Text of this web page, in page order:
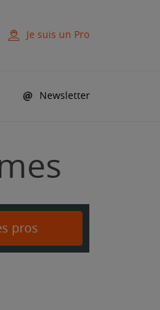
Je suis un Pro
Newsletter
pros